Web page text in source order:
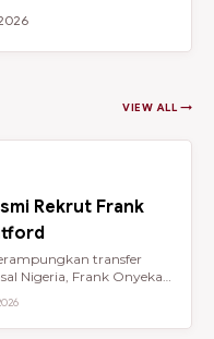
VIEW ALL →
Rekrut Frank
transfer
Nigeria, Frank Onyeka,